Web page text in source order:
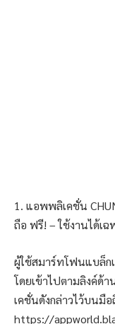
1. แอพพลิเคชั่น
ถือ ฟรี! – ใช้งานได้เ
ผู้ใช้สมาร์ทโฟนแบล็ก
โดยเข้าไปตามลิงค์ด้
เคชั่นดังกล่าวไว้บนมื
https://